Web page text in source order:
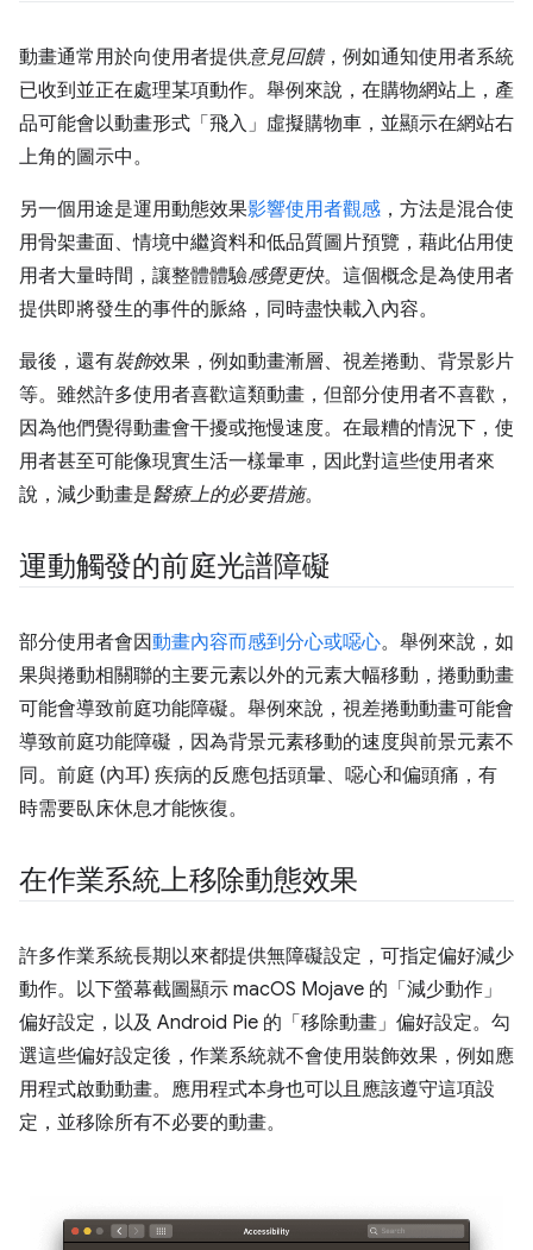
動畫通常用於向使用者提供意見回饋，例如通知使用者系統
已收到並正在處理某項動作。舉例來說，在購物網站上，產
品可能會以動畫形式「飛入」虛擬購物車，並顯示在網站右
上角的圖示中。
另一個用途是運用動態效果影響使用者觀感 ，方法是混合使
用骨架畫面、情境中繼資料和低品質圖片預覽，藉此佔用使
用者大量時間，讓整體體驗感覺更快。這個概念是為使用者
提供即將發生的事件的脈絡，同時盡快載入內容。
最後，還有裝飾效果，例如動畫漸層、視差捲動、背景影片
等。雖然許多使用者喜歡這類動畫，但部分使用者不喜歡，
因為他們覺得動畫會干擾或拖慢速度。在最糟的情況下，使
用者甚至可能像現實生活一樣暈車，因此對這些使用者來
說，減少動畫是醫療上的必要措施。
運動觸發的前庭光譜障礙
部分使用者會因動畫內容而感到分心或噁心。舉例來說，如
果與捲動相關聯的主要元素以外的元素大幅移動，捲動動畫
可能會導致前庭功能障礙。舉例來說，視差捲動動畫可能會
導致前庭功能障礙，因為背景元素移動的速度與前景元素不
同。前庭 (內耳) 疾病的反應包括頭暈、噁心和偏頭痛，有
時需要臥床休息才能恢復。
在作業系統上移除動態效果
許多作業系統長期以來都提供無障礙設定，可指定偏好減少
動作。以下螢幕截圖顯示 macOS Mojave 的「減少動作」
偏好設定，以及 Android Pie 的「移除動畫」 偏好設定。勾
選這些偏好設定後，作業系統就不會使用裝飾效果，例如應
用程式啟動動畫。應用程式本身也可以且應該遵守這項設
定，並移除所有不必要的動畫。